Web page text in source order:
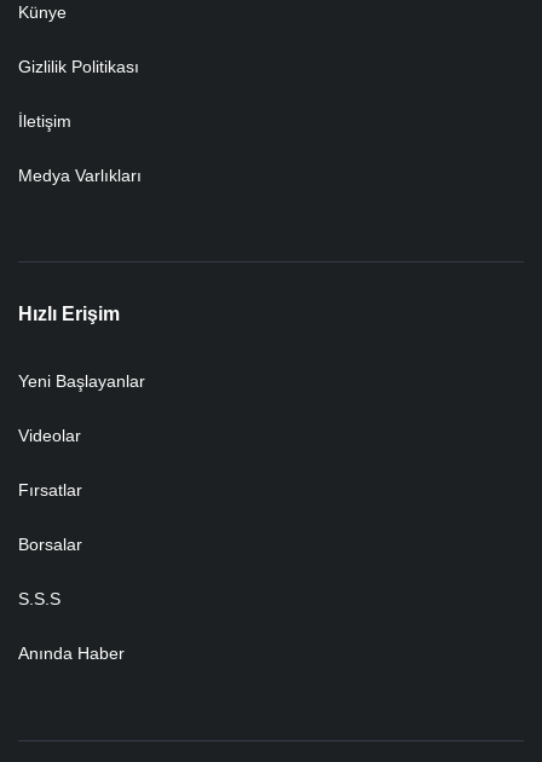
Künye
Gizlilik Politikası
İletişim
Medya Varlıkları
Hızlı Erişim
Yeni Başlayanlar
Videolar
Fırsatlar
Borsalar
S.S.S
Anında Haber